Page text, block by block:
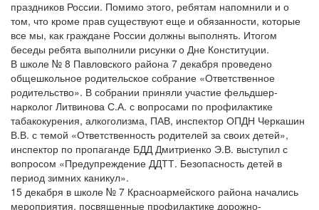
праздников России. Помимо этого, ребятам напомнили и о
том, что кроме прав существуют еще и обязанности, которые
все мы, как граждане России должны выполнять. Итогом
беседы ребята выполнили рисунки о Дне Конституции.
В школе № 8 Павловского района 7 декабря проведено
общешкольное родительское собрание «Ответственное
родительство». В собрании приняли участие фельдшер-
нарколог Литвинова С.А. с вопросами по профилактике
табакокурения, алкоголизма, ПАВ, инспектор ОПДН Черкашин
В.В. с темой «Ответственность родителей за своих детей»,
инспектор по пропаганде БДД Дмитриенко Э.В. выступил с
вопросом «Предупреждение ДДТТ. Безопасность детей в
период зимних каникул».
15 декабря в школе № 7 Красноармейского района начались
мероприятия, посвященные профилактике дорожно-